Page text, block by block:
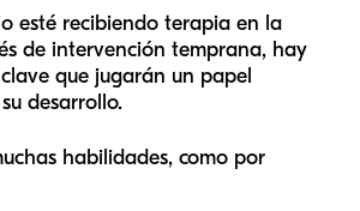
esté recibiendo terapia en la
de intervención temprana, hay
que jugarán un papel
desarrollo.
habilidades, como por